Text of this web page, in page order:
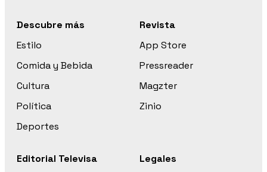
Descubre más
Estilo
Comida y Bebida
Cultura
Política
Deportes
Revista
App Store
Pressreader
Magzter
Zinio
Editorial Televisa
Legales